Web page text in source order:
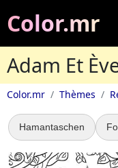
Color.mr
Adam Et
Color.mr Thèmes
Hamantaschen